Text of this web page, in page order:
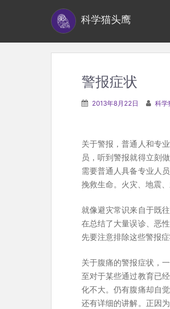
科学猫头鹰
警报症状
2013年8月22日 科学
关于警报，普通人和专
员，听到警报就得立刻
需要普通人具备专业人
挽救生命。火灾、地震
就像避灾常识来自于既
在总结了大量误诊、恶
先要注意排除这些警报
关于腹痛的警报症状，
至对于某些通过教育已
化不大。仍有腹痛却自
还有详细的讲解。正因